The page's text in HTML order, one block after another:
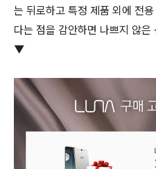
는 뒤로하고 특정 제품 외에 전
다는 점을 감안하면 나쁘지 않
▼